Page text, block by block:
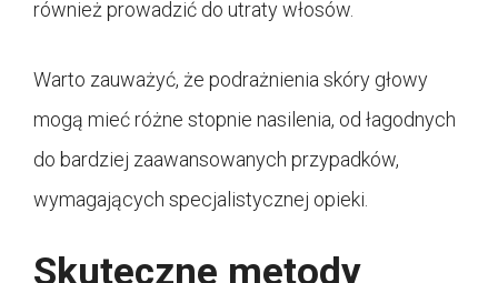
również prowadzić do utraty włosów.
Warto zauważyć, że podrażnienia skóry głowy
mogą mieć różne stopnie nasilenia, od łagodnych
do bardziej zaawansowanych przypadków,
wymagających specjalistycznej opieki.
Skuteczne metody